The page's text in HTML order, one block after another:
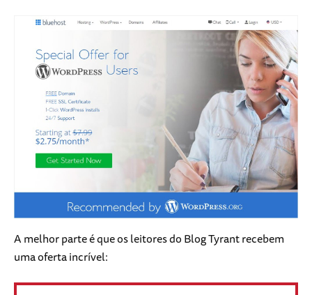
A melhor parte é que os leitores do Blog Tyrant recebem
uma oferta incrível: